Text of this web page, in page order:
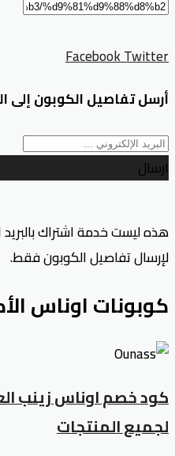
FacebookTwitter
أرسل تفاصيل الكوبون إلى
ارسال
هذه ليست خدمة اشتراك بالبريد
لإرسال تفاصيل الكوبون فقط.
كوبونات اوناس
لجميع المنتجات